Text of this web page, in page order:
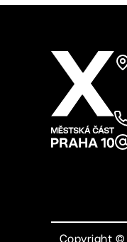
Copyright ©